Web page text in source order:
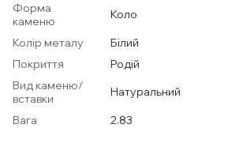
Форма
каменю
Коло
Колір металу
Білий
Покриття
Родій
Вид каменю/
вставки
Натуральний
Вага
2.83